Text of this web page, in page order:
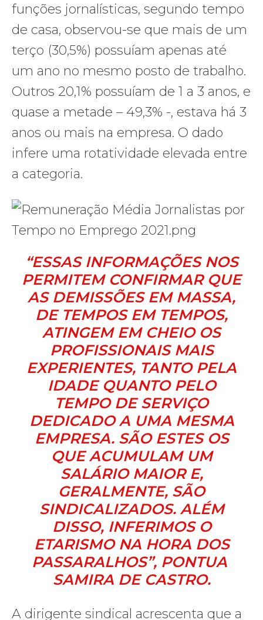
funções jornalísticas, segundo tempo
de casa, observou-se que mais de um
terço (30,5%) possuíam apenas até
um ano no mesmo posto de trabalho.
Outros 20,1% possuíam de 1 a 3 anos, e
quase a metade – 49,3% -, estava há 3
anos ou mais na empresa. O dado
infere uma rotatividade elevada entre
a categoria.
“ESSAS INFORMAÇÕES NOS
PERMITEM CONFIRMAR QUE
AS DEMISSÕES EM MASSA,
DE TEMPOS EM TEMPOS,
ATINGEM EM CHEIO OS
PROFISSIONAIS MAIS
EXPERIENTES, TANTO PELA
IDADE QUANTO PELO
TEMPO DE SERVIÇO
DEDICADO A UMA MESMA
EMPRESA. SÃO ESTES OS
QUE ACUMULAM UM
SALÁRIO MAIOR E,
GERALMENTE, SÃO
SINDICALIZADOS. ALÉM
DISSO, INFERIMOS O
ETARISMO NA HORA DOS
PASSARALHOS”, PONTUA
SAMIRA DE CASTRO.
A dirigente sindical acrescenta que a